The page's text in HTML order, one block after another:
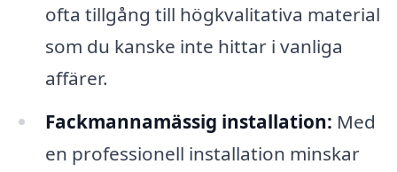
ofta tillgång till högkvalitativa material
som du kanske inte hittar i vanliga
affärer.
Fackmannamässig installation: Med
en professionell installation minskar